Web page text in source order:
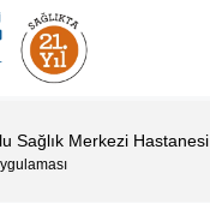
Sağlık Merkezi Hastanesi